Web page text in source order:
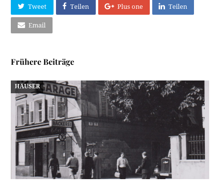
Tweet Teilen Plus one Teilen
Email
Frühere Beiträge
HÄUSER